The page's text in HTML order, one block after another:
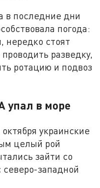
в последние дни
погода:
нередко стоят
разведку,
ротацию и подвоз
упал в море
украинские
целый рой
зайти со
западной